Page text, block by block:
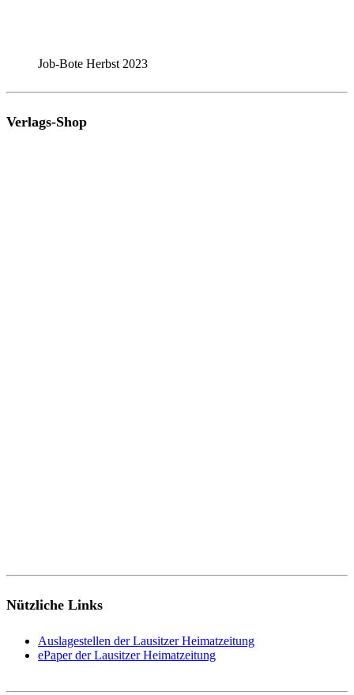
Job-Bote Herbst 2023
Verlags-Shop
Nützliche Links
Auslagestellen der Lausitzer Heimatzeitung
ePaper der Lausitzer Heimatzeitung